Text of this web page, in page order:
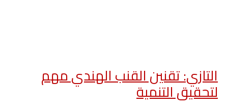
التازي: تقنين القنب الهندي مهم
لتحقيق التنمية